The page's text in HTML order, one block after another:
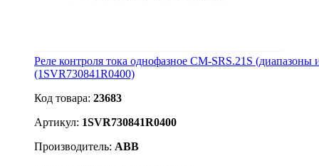
Реле контроля тока однофазное CM-SRS.21S
(1SVR730841R0400)
Код товара: 23683
Артикул: 1SVR730841R0400
Производитель: ABB